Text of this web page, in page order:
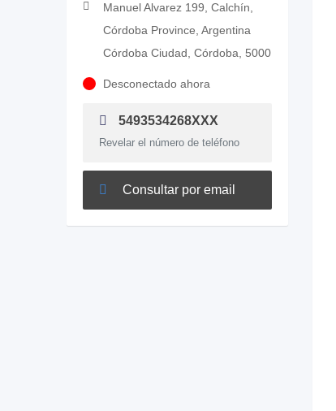
Manuel Alvarez 199, Calchín,
Córdoba Province, Argentina
Córdoba Ciudad, Córdoba, 5000
Desconectado ahora
5493534268XXX
Revelar el número de teléfono
Consultar por email